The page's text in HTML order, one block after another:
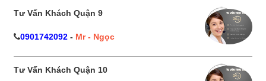
Tư Vấn Khách Quận 9
0901742092 - Mr - Ngọc
Tư Vấn Khách Quận 10